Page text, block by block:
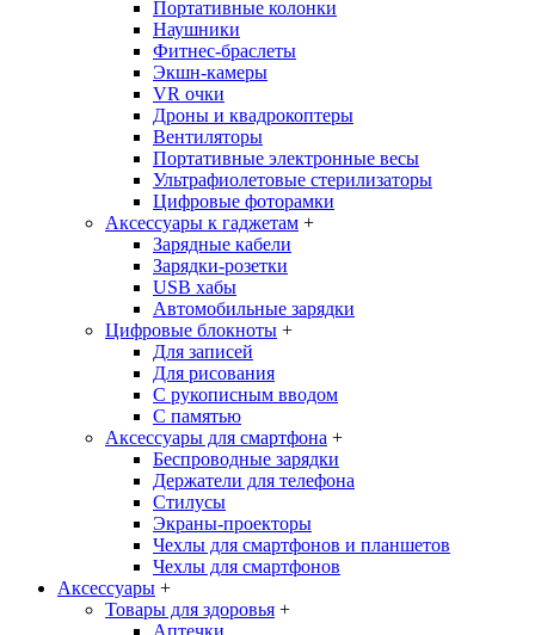
Портативные колонки
Наушники
Фитнес-браслеты
Экшн-камеры
VR очки
Дроны и квадрокоптеры
Вентиляторы
Портативные электронные весы
Ультрафиолетовые стерилизаторы
Цифровые фоторамки
Аксессуары к гаджетам +
Зарядные кабели
Зарядки-розетки
USB хабы
Автомобильные зарядки
Цифровые блокноты +
Для записей
Для рисования
С рукописным вводом
С памятью
Аксессуары для смартфона +
Беспроводные зарядки
Держатели для телефона
Стилусы
Экраны-проекторы
Чехлы для смартфонов и планшетов
Чехлы для смартфонов
Аксессуары +
Товары для здоровья +
Аптечки